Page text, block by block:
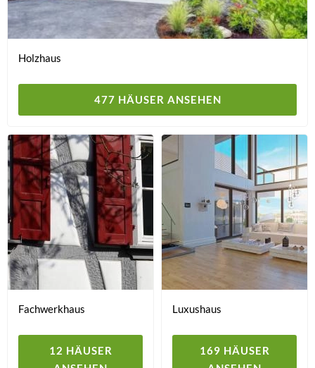
Holzhaus
477 HÄUSER ANSEHEN
Fachwerkhaus
12 HÄUSER
Luxushaus
169 HÄUSER